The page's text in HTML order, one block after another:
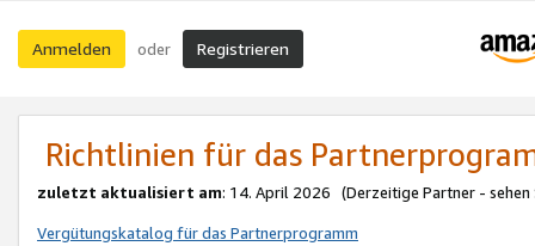
Anmelden oder Registrieren
Richtlinien für das
zuletzt aktualisiert am: 14. April 2026 (Derzeitige Partner - sehen
Vergütungskatalog für das Partnerprogramm